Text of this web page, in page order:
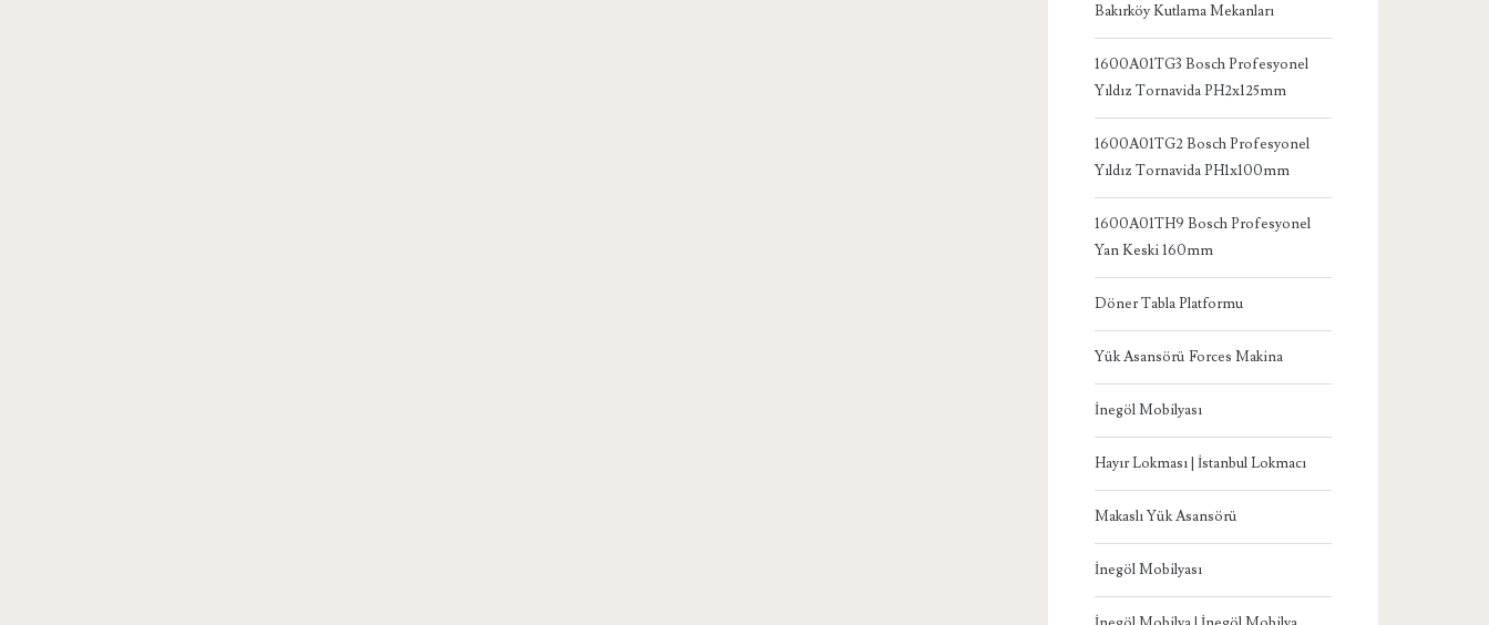
Bakırköy Kutlama Mekanları
1600A01TG3 Bosch Profesyonel
Yıldız Tornavida PH2x125mm
1600A01TG2 Bosch Profesyonel
Yıldız Tornavida PH1x100mm
1600A01TH9 Bosch Profesyonel
Yan Keski 160mm
Döner Tabla Platformu
Yük Asansörü Forces Makina
İnegöl Mobilyası
Hayır Lokması | İstanbul Lokmacı
Makaslı Yük Asansörü
İnegöl Mobilyası